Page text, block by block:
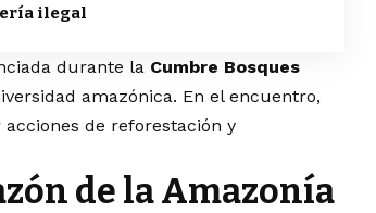
ilegal
durante la Cumbre Bosques
amazónica. En el encuentro,
de reforestación y
de la Amazonía